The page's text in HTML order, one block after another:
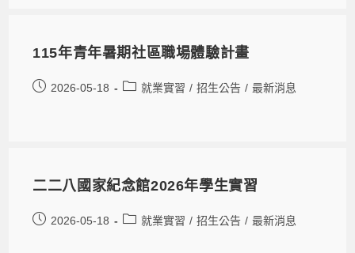
115年青年暑期社區職場體驗計畫
2026-05-18 就業實習 / 招生公告 / 最新消息
二二八國家紀念館2026年學生實習
2026-05-18 就業實習 / 招生公告 / 最新消息